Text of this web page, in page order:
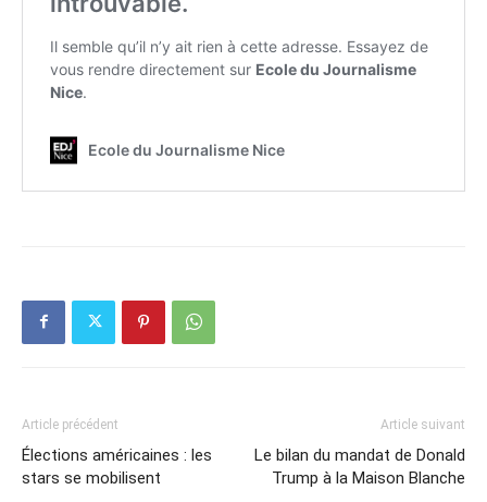
Article précédent
Élections américaines : les
stars se mobilisent
Article suivant
Le bilan du mandat de Donald
Trump à la Maison Blanche